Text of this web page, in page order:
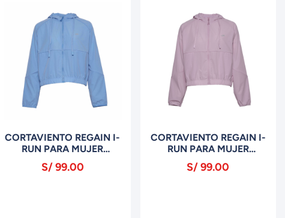
CORTAVIENTO REGAIN I-
RUN PARA MUJER
MCV2824 CELESTE
S/ 99.00
CORTAVIENTO REGAIN I-
RUN PARA MUJER
MCV2824 LILA
S/ 99.00